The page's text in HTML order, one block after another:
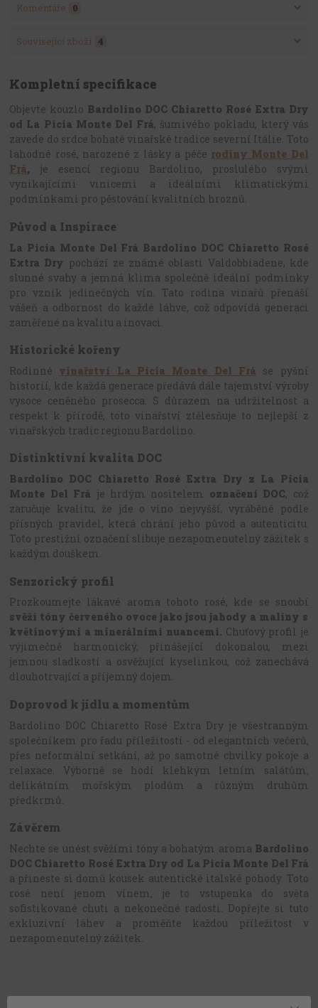
Komentáře 0
Související zboží 4
Kompletní specifikace
Objevte kouzlo Bardolino DOC Chiaretto Rosé Extra Dry
od La Picia Monte Del Frá, šumivého pokladu, který vás
zavede do srdce bohaté vinařské tradice severní Itálie. Toto
lahodné rosé, narozené z lásky a péče rodiny Monte Del
Frá, je esencí regionu Bardolino, proslulého svými
vynikajícími vinicemi a ideálními klimatickými
podmínkami pro pěstování kvalitních hroznů.
Původ a Inspirace
La Picia Monte Del Frá Bardolino DOC Chiaretto Rosé
Extra Dry pochází ze známé oblasti Valdobbiadene, kde
slunné svahy a jemná klima společně ideální podmínky
pro vznik jedinečných vín. Tato rodina vinařů přenáší
vášeň a odbornost do každé láhve, což odpovídá generaci
zaměřené na kvalitu a inovaci.
Historické kořeny
Rodinné vinařství La Picia Monte Del Frá se pyšní
historií, kde každá generace předává dále tajemství výroby
vysoce ceněného prosecca. S důrazem na udržitelnost a
respekt k přírodě, toto vinařství ztělesňuje to nejlepší z
vinařských tradic regionu Bardolino.
Distinktivní kvalita DOC
Bardolino DOC Chiaretto Rosé Extra Dry z La Picia
Monte Del Frá je hrdým nositelem označení DOC, což
zaručuje kvalitu, že jde o víno nejvyšší, vyráběné podle
přísných pravidel, která chrání jeho původ a autenticitu.
Toto prestižní označení slibuje nezapomenutelný zážitek s
každým douškem.
Senzorický profil
Prozkoumejte lákavé aroma tohoto rosé, kde se snoubí
svěží tóny červeného ovoce jako jsou jahody a maliny s
květinovými a minerálními nuancemi. Chuťový profil je
výjimečně harmonický, přinášející dokonalou, mezi
jemnou sladkostí a osvěžující kyselinkou, což zanechává
dlouhotrvající a příjemný dojem.
Doprovod k jídlu a momentům
Bardolino DOC Chiaretto Rosé Extra Dry je všestranným
společníkem pro řadu příležitostí - od elegantních večerů,
přes neformální setkání, až po samotné chvilky pokoje a
relaxace. Výborně se hodí klehkým letním salátům,
delikátním mořským plodům a různým druhům
předkrmů.
Závěrem
Nechte se unést svěžími tóny a bohatým aroma Bardolino
DOC Chiaretto Rosé Extra Dry od La Picia Monte Del Frá
a přineste si domů kousek autentické italské pohody. Toto
rosé není jenom vínem, je to vstupenka do světa
sofistikované chuti a nekonečné radosti. Dopřejte si tuto
exkluzivní láhev a proměňte každou příležitost v
nezapomenutelný zážitek.